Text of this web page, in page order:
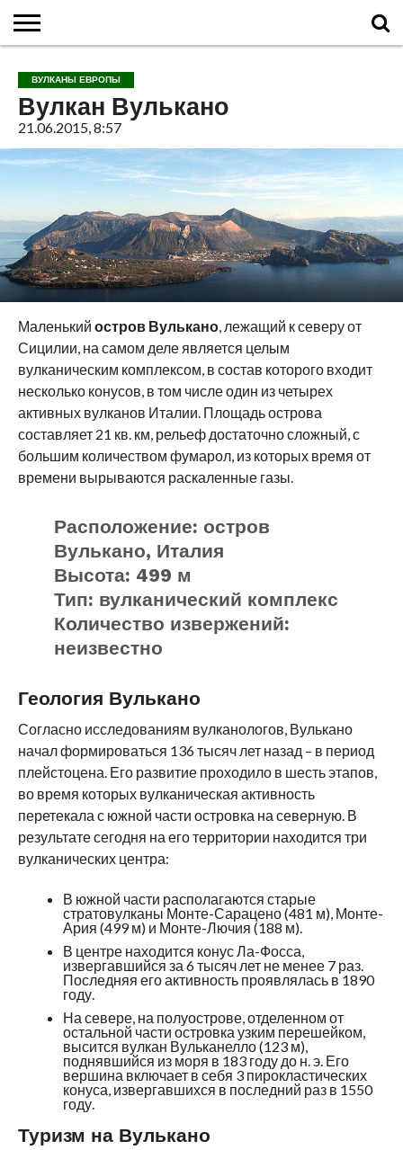
О
ВУЛКАНАХ
ВУЛКАНЫ
МИРА
КАЛЬДЕРЫ
НОВОСТИ
ФАКТЫ
ИСТОРИЯ
МОНИТОРИНГ
ВИДЕО
ТУРИСТАМ
О
САЙТЕ
КАРТА
САЙТА
КОНТАКТЫ
ВУЛКАНЫ ЕВРОПЫ
Вулкан Вулькано
21.06.2015, 8:57
Маленький остров Вулькано, лежащий к северу от
Сицилии, на самом деле является целым
вулканическим комплексом, в состав которого входит
несколько конусов, в том числе один из четырех
активных вулканов Италии.Площадь острова
составляет 21 кв. км, рельеф достаточно сложный, с
большим количеством фумарол, из которых время от
времени вырываются раскаленные газы.
Расположение: остров
Вулькано, Италия
Высота: 499 м
Тип: вулканический комплекс
Количество извержений:
неизвестно
Геология Вулькано
Согласно исследованиям вулканологов, Вулькано
начал формироваться 136 тысяч лет назад – в период
плейстоцена. Его развитие проходило в шесть этапов,
во время которых вулканическая активность
перетекала с южной части островка на северную. В
результате сегодня на его территории находится три
вулканических центра:
В южной части располагаются старые
стратовулканы Монте-Сарацено (481 м), Монте-
Ария (499 м) и Монте-Лючия (188 м).
В центре находится конус Ла-Фосса,
извергавшийся за 6 тысяч лет не менее 7 раз.
Последняя его активность проявлялась в 1890
году.
На севере, на полуострове, отделенном от
остальной части островка узким перешейком,
высится вулкан Вульканелло (123 м),
поднявшийся из моря в 183 году до н. э. Его
вершина включает в себя 3 пирокластических
конуса, извергавшихся в последний раз в 1550
году.
Туризм на Вулькано